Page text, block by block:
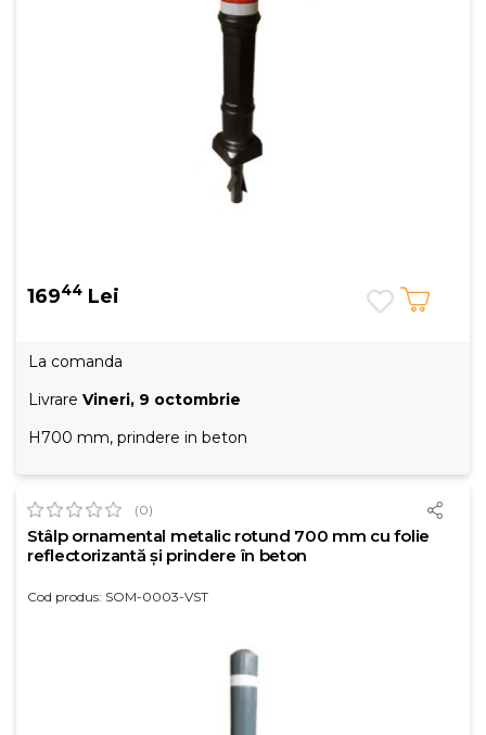
16944 Lei
La comanda
Livrare Vineri, 9 octombrie
H700 mm, prindere in beton
(0)
Stâlp ornamental metalic rotund 700 mm cu folie
reflectorizantă și prindere în beton
Cod produs: SOM-0003-VST